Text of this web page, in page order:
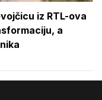
iz RTL-ova
a